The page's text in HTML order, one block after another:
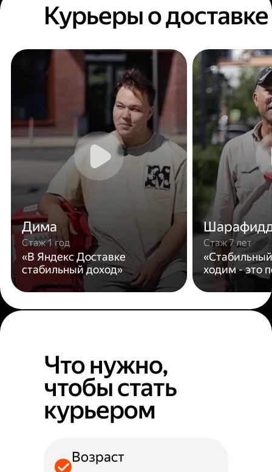
Курьеры о доставке
Дима
Стаж 1 год
«В Яндекс Доставке
стабильный доход»
Стаж 7 лет
ходим - это
Что нужно,
чтобы стать
курьером
Возраст